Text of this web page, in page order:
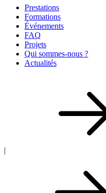
Prestations
Formations
Événements
FAQ
Projets
Qui sommes-nous ?
Actualités
|